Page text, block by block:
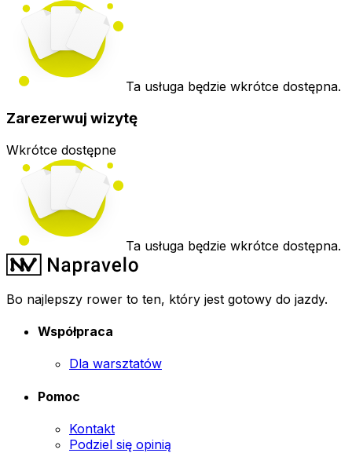
Ta usługa będzie wkrótce dostępna.
Zarezerwuj wizytę
Wkrótce dostępne
Ta usługa będzie wkrótce dostępna.
Bo najlepszy rower to ten, który jest gotowy do jazdy.
Współpraca
Dla warsztatów
Pomoc
Kontakt
Podziel się opinią